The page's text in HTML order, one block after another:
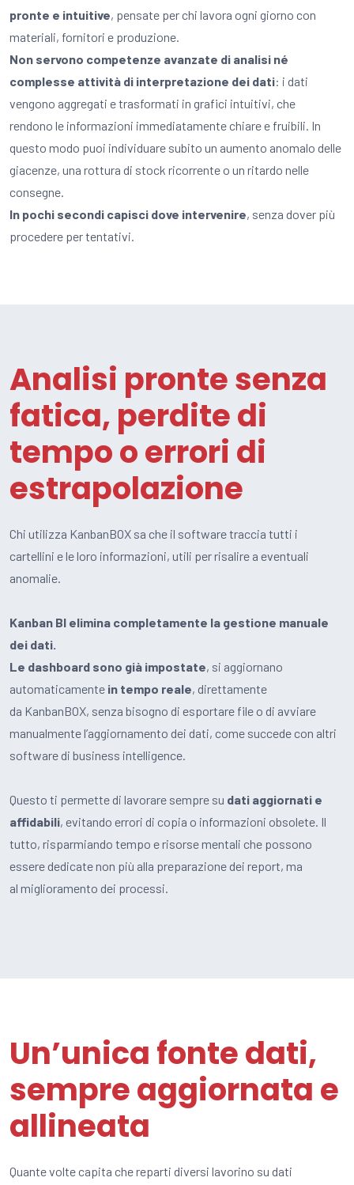
pronte e intuitive, pensate per chi lavora ogni giorno con
materiali, fornitori e produzione.
Non servono competenze avanzate di analisi né
complesse attività di interpretazione dei dati: i dati
vengono aggregati e trasformati in grafici intuitivi, che
rendono le informazioni immediatamente chiare e fruibili. In
questo modo puoi individuare subito un aumento anomalo delle
giacenze, una rottura di stock ricorrente o un ritardo nelle
consegne.
In pochi secondi capisci dove intervenire, senza dover più
procedere per tentativi.
Analisi pronte senza
fatica, perdite di
tempo o errori di
estrapolazione
Chi utilizza KanbanBOX sa che il software traccia tutti i
cartellini e le loro informazioni, utili per risalire a eventuali
anomalie.
Kanban BI elimina completamente la gestione manuale
dei dati.
Le dashboard sono già impostate, si aggiornano
automaticamente in tempo reale, direttamente
da KanbanBOX, senza bisogno di esportare file o di avviare
manualmente l’aggiornamento dei dati, come succede con altri
software di business intelligence.
Questo ti permette di lavorare sempre su dati aggiornati e
affidabili, evitando errori di copia o informazioni obsolete. Il
tutto, risparmiando tempo e risorse mentali che possono
essere dedicate non più alla preparazione dei report, ma
al miglioramento dei processi.
Un’unica fonte dati,
sempre aggiornata e
allineata
Quante volte capita che reparti diversi lavorino su dati